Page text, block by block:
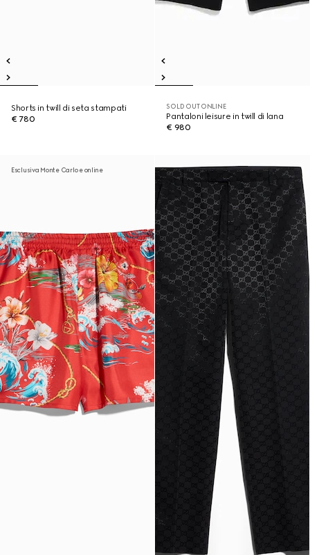
Shorts in twill di seta stampati
€ 780
SOLD OUT ONLINE
Pantaloni leisure in twill di lana
€ 980
Esclusiva Monte Carlo e online